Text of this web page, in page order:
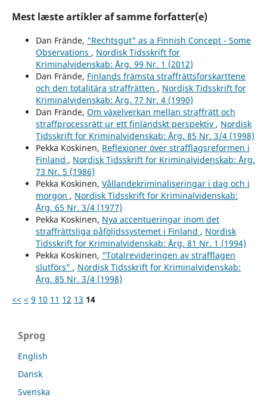
Mest læste artikler af samme forfatter(e)
Dan Frände, "Rechtsgut" as a Finnish Concept - Some
Observations , Nordisk Tidsskrift for
Kriminalvidenskab: Årg. 99 Nr. 1 (2012)
Dan Frände, Finlands främsta straffrättsforskarttene
och den totalitära straffrätten , Nordisk Tidsskrift for
Kriminalvidenskab: Årg. 77 Nr. 4 (1990)
Dan Frände, Om växelverkan mellan straffrätt och
straffprocessrätt ur ett finländskt perspektiv , Nordisk
Tidsskrift for Kriminalvidenskab: Årg. 85 Nr. 3/4 (1998)
Pekka Koskinen, Reflexioner över strafflagsreformen i
Finland , Nordisk Tidsskrift for Kriminalvidenskab: Årg.
73 Nr. 5 (1986)
Pekka Koskinen, Vållandekriminaliseringar i dag och i
morgon , Nordisk Tidsskrift for Kriminalvidenskab:
Årg. 65 Nr. 3/4 (1977)
Pekka Koskinen, Nya accentueringar inom det
straffrättsliga påföljdssystemet i Finland , Nordisk
Tidsskrift for Kriminalvidenskab: Årg. 81 Nr. 1 (1994)
Pekka Koskinen, "Totalrevideringen av strafflagen
slutförs" , Nordisk Tidsskrift for Kriminalvidenskab:
Årg. 85 Nr. 3/4 (1998)
<< < 9 10 11 12 13 14
Sprog
English
Dansk
Svenska